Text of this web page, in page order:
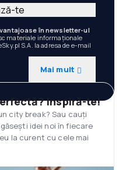
în newsletter-ul
materiale informaționale
S.A. la adresa de e-mail
Mai mult
te
Inspiră-te!
city break? Sau cauți
idei noi în fiecare
la curent cu cele mai